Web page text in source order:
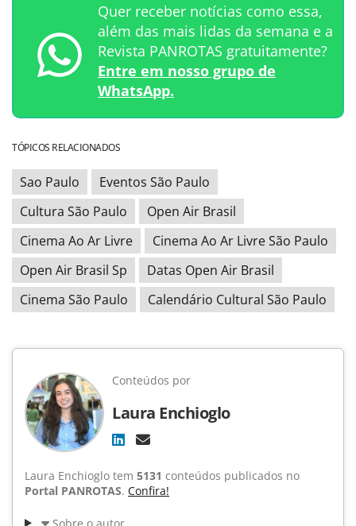
Quer receber notícias como essa,
além das mais lidas da semana e a
Revista PANROTAS gratuitamente?
Entre em nosso grupo de
WhatsApp.
TÓPICOS RELACIONADOS
Sao Paulo
Eventos São Paulo
Cultura São Paulo
Open Air Brasil
Cinema Ao Ar Livre
Cinema Ao Ar Livre São Paulo
Open Air Brasil Sp
Datas Open Air Brasil
Cinema São Paulo
Calendário Cultural São Paulo
Conteúdos por
Laura Enchioglo
Laura Enchioglo tem 5131 conteúdos publicados no
Portal PANROTAS. Confira!
Sobre o autor